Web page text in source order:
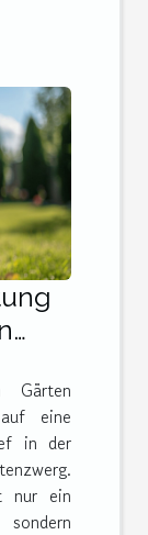
Gärten
eine
in der
nur ein